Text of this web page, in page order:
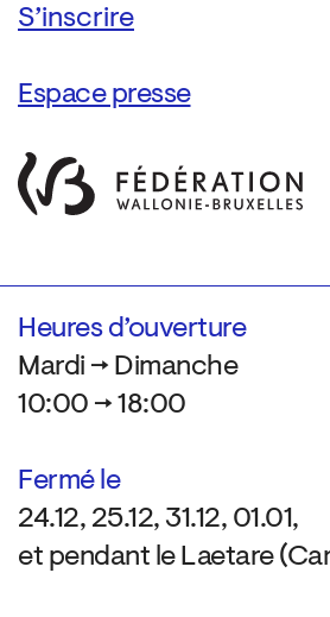
Espace presse
Heures d’ouverture
Mardi → Dimanche
10:00 → 18:00
Fermé le
24.12, 25.12, 31.12, 01.01,
et pendant le Laetare